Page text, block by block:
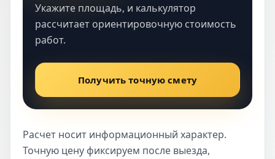
Укажите площадь, и калькулятор
рассчитает ориентировочную стоимость
работ.
Получить точную смету
Расчет носит информационный характер.
Точную цену фиксируем после выезда,